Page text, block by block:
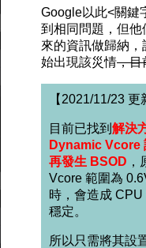
Google以此<關鍵
到相同問題，但
來的資訊做歸納
始出現該災情，目
【2021/11/23 更
目前已找到 解決
Dynamic Vcore
再發生 BSOD
Vcore 範圍為
時，會造成
穩定。
所以只需將其設